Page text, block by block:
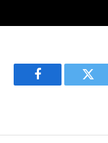
Facebook